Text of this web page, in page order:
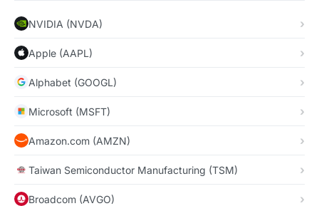
NVIDIA (NVDA)
Apple (AAPL)
Alphabet (GOOGL)
Microsoft (MSFT)
Amazon.com (AMZN)
Taiwan Semiconductor Manufacturing (TSM)
Broadcom (AVGO)